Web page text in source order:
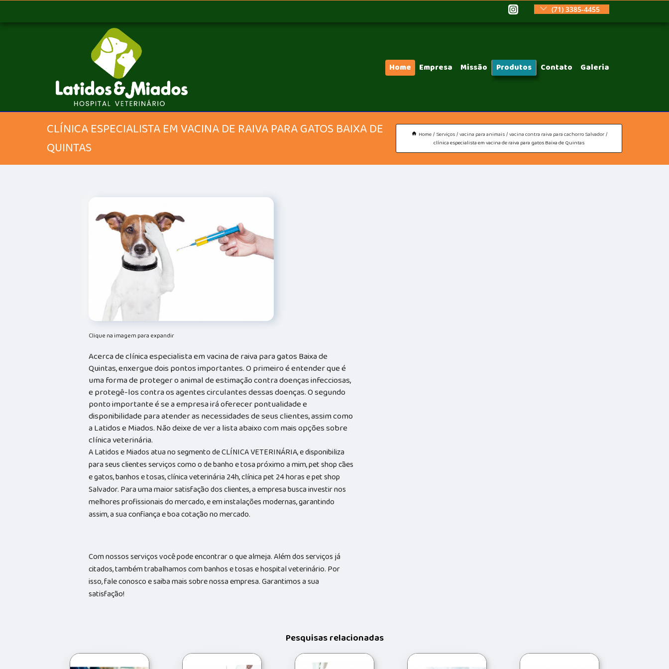
(71) 3385-4455
Home Empresa Missão Produtos Contato Galeria
CLÍNICA ESPECIALISTA EM VACINA DE RAIVA PARA GATOS BAIXA DE
QUINTAS
Home Serviços vacina para animais vacina contra raiva para cachorro Salvador
clínica especialista em vacina de raiva para gatos Baixa de Quintas
Clique na imagem para expandir
Acerca de clínica especialista em vacina de raiva para gatos Baixa de
Quintas, enxergue dois pontos importantes. O primeiro é entender que é
uma forma de proteger o animal de estimação contra doenças infecciosas,
e protegê-los contra os agentes circulantes dessas doenças. O segundo
ponto importante é se a empresa irá oferecer pontualidade e
disponibilidade para atender as necessidades de seus clientes, assim como
a Latidos e Miados. Não deixe de ver a lista abaixo com mais opções sobre
clínica veterinária.
A Latidos e Miados atua no segmento de CLÍNICA VETERINÁRIA, e disponibiliza
para seus clientes serviços como o de banho e tosa próximo a mim, pet shop cães
e gatos, banhos e tosas, clínica veterinária 24h, clínica pet 24 horas e pet shop
Salvador. Para uma maior satisfação dos clientes, a empresa busca investir nos
melhores profissionais do mercado, e em instalações modernas, garantindo
assim, a sua confiança e boa cotação no mercado.
Com nossos serviços você pode encontrar o que almeja. Além dos serviços já
citados, também trabalhamos com banhos e tosas e hospital veterinário. Por
isso, fale conosco e saiba mais sobre nossa empresa. Garantimos a sua
satisfação!
Pesquisas relacionadas